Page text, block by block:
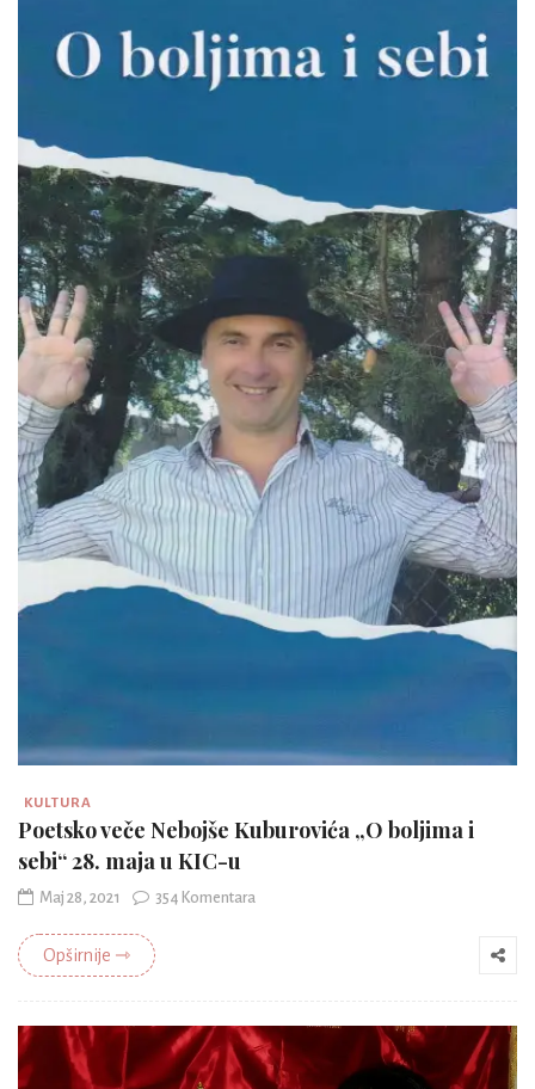
KULTURA
Poetsko veče Nebojše Kuburovića „O boljima i
sebi“ 28. maja u KIC-u
Maj 28, 2021 354 Komentara
Opširnije ⇾